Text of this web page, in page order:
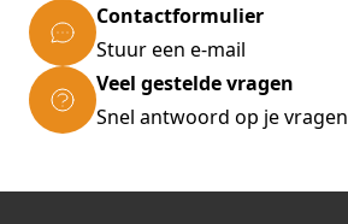
Contactformulier
Stuur een e-mail
Veel gestelde vragen
Snel antwoord op je vragen